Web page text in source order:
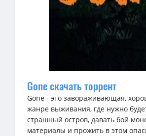
Gone скачать торрент
Gone - это завораживающая,
жанре выживания, где нужно
страшный остров, давать бой
материалы и прожить в этом